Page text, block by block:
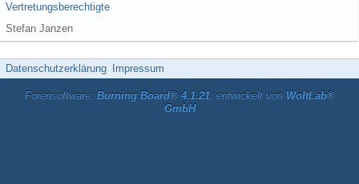
Vertretungsberechtigte
Stefan Janzen
Datenschutzerklärung Impressum
Forensoftware: Burning Board® 4.1.21, entwickelt von WoltLab®
GmbH